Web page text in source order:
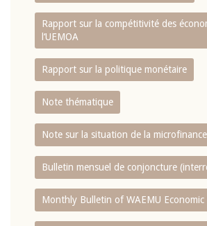
Rapport sur la compétitivité des
l‘UEMOA
Rapport sur la politique monétaire
Note thématique
Note sur la situation de la microfinance
Bulletin mensuel de conjoncture
Monthly Bulletin of WAEMU Economic